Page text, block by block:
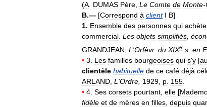
(A DUMAS Père Le Comte de Monte-
B.— [Correspond à client I B]
1. Ensemble des personnes qui
commercial Les objets simplifiés
GRANDJEAN L 'Orfèvr. du XIXe s en
• 3 Les familles bourgeoises qui s'y [au
clientèle habituelle de ce café déjà
ARLAND L 'Ordre 1929 p 155
• 4 Ses corsets pourtant elle [
fidèle et de mères en filles depuis